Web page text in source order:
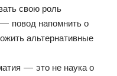
свою роль
повод напомнить о
альтернативные
— это не наука о